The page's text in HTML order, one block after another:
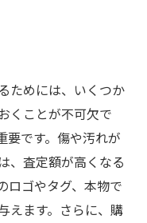
ためには、いくつか
くことが不可欠で
要です。傷や汚れが
、査定額が高くなる
ロゴやタグ、本物で
えます。さらに、購